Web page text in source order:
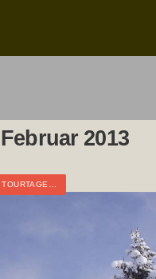
Februar 2013
,TOURTAGEBUCH